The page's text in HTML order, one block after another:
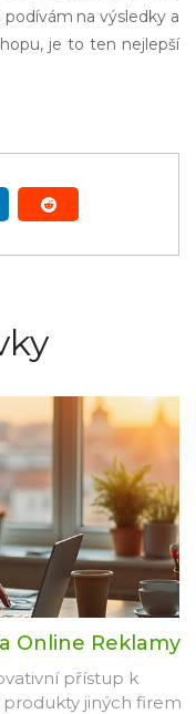
na výsledky a
je to ten nejlepší
Online Reklamy
přístup k
jiných firem